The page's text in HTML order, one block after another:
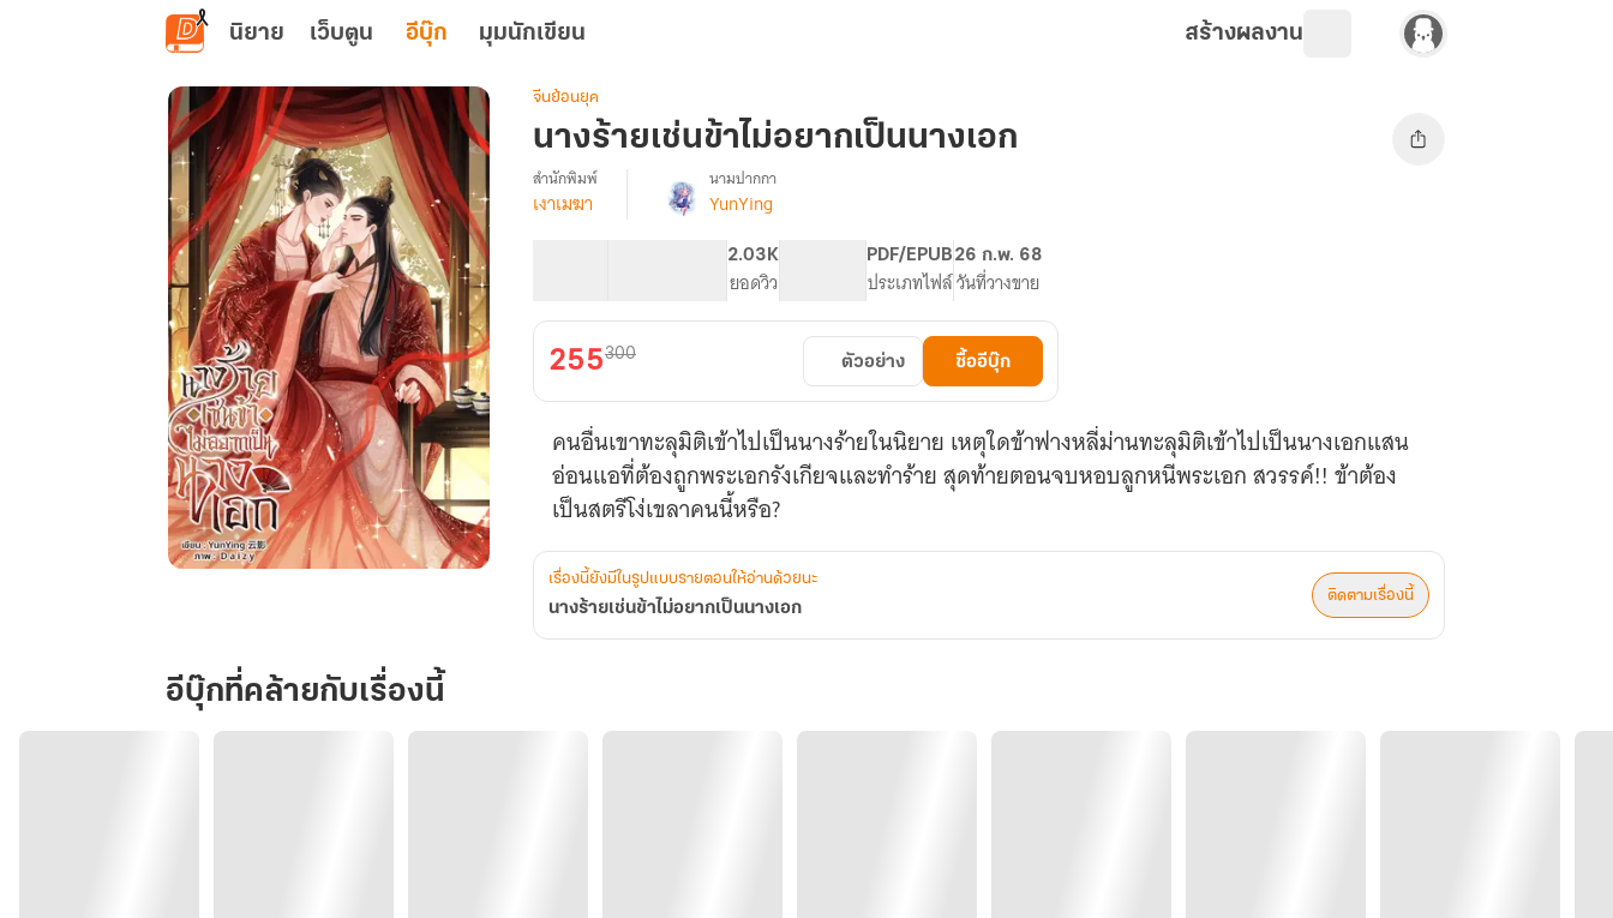
ข้ามไปยังเนื้อหาหลัก
นิยาย เว็บตูน อีบุ๊ก มุมนักเขียน สร้างผลงาน
ข้า
ไม่
จีนย้อนยุค
นางร้ายเช่นข้าไม่อยากเป็นนางเอก
เรื่อง
ไม่
อยาก
เป็น
นางเอก
สำนักพิมพ์
เงาเมฆา
นามปากกา
YunYing
2.03K
ยอดวิว
PDF/EPUB
ประเภทไฟล์
26 ก.พ. 68
วันที่วางขาย
255300
ตัวอย่าง ซื้ออีบุ๊ก
คนอื่นเขาทะลุมิติเข้าไปเป็นนางร้ายในนิยาย เหตุใดข้าฟางหลี่ม่านทะลุมิติเข้าไปเป็นนางเอกแสน
อ่อนแอที่ต้องถูกพระเอกรังเกียจและทำร้าย สุดท้ายตอนจบหอบลูกหนีพระเอก สวรรค์!! ข้าต้อง
เป็นสตรีโง่เขลาคนนี้หรือ?
เรื่องนี้ยังมีในรูปแบบรายตอนให้อ่านด้วยนะ
นางร้ายเช่นข้าไม่อยากเป็นนางเอก
ติดตามเรื่องนี้
อีบุ๊กที่คล้ายกับเรื่องนี้